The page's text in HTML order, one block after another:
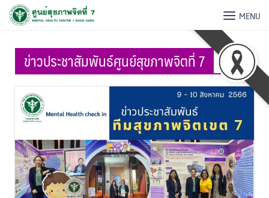
MENU
ข่าวประชาสัมพันธ์ศูนย์สุขภาพจิตที่ 7